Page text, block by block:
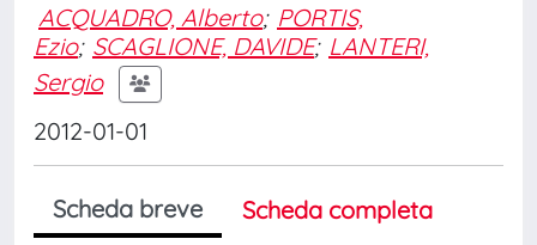
ACQUADRO, Alberto; PORTIS,
Ezio; SCAGLIONE, DAVIDE; LANTERI,
Sergio
2012-01-01
Scheda breve
Scheda completa